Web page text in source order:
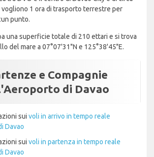
vogliono 1 ora di trasporto terrestre per
punto.
una superficie totale di 210 ettari e si trova
del mare a 07°07'31"N e 125°38'45"E.
e Compagnie
di Davao
sui voli in arrivo in tempo reale
Davao
sui voli in partenza in tempo reale
Davao